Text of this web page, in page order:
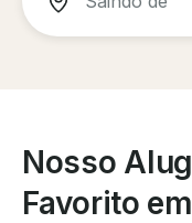
Nosso
Favorito